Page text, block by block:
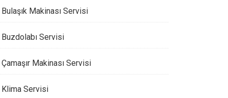
Bulaşık Makinası Servisi
Buzdolabı Servisi
Çamaşır Makinası Servisi
Klima Servisi